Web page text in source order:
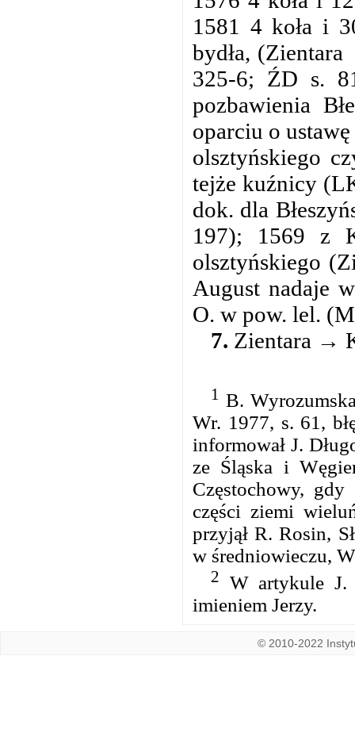
1581 4 koła i
bydła,
325-6; ŹD s.
pozbawienia
oparciu o
olsztyńskiego
tejże kuźnicy
dok. dla
197); 1569 z
olsztyńskiego
August nadaje
O. w pow. lel.
7. Zientara →
1 B.
Wr. 1977, s. 61,
informował J.
ze Śląska i
Częstochowy, gdy
części ziemi
przyjął R. Rosin,
w średniowieczu,
2
W artykule J.
imieniem Jerzy.
© 2010-2022